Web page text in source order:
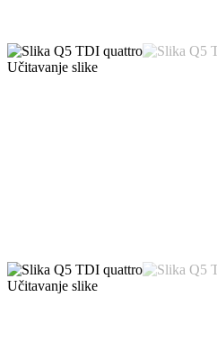
Učitavanje slike
Učitavanje slike